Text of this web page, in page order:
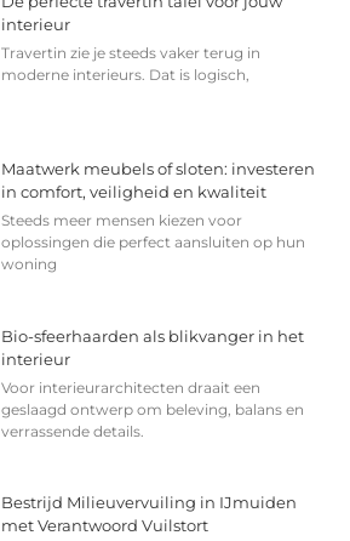
interieur
Travertin zie je steeds vaker terug in
moderne interieurs. Dat is logisch,
Maatwerk meubels of sloten: investeren
in comfort, veiligheid en kwaliteit
Steeds meer mensen kiezen voor
oplossingen die perfect aansluiten op hun
woning
Bio-sfeerhaarden als blikvanger in het
interieur
Voor interieurarchitecten draait een
geslaagd ontwerp om beleving, balans en
verrassende details.
Bestrijd Milieuvervuiling in IJmuiden
met Verantwoord Vuilstort